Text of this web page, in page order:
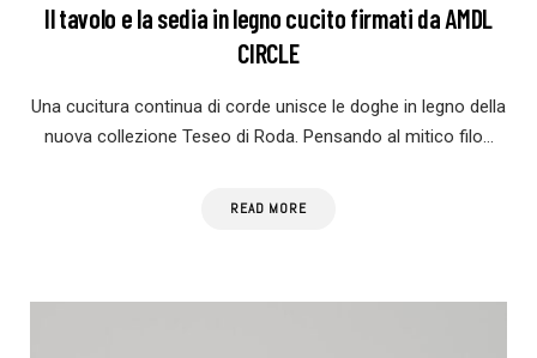
Il tavolo e la sedia in legno cucito firmati da AMDL
CIRCLE
Una cucitura continua di corde unisce le doghe in legno della
nuova collezione Teseo di Roda. Pensando al mitico filo…
READ MORE